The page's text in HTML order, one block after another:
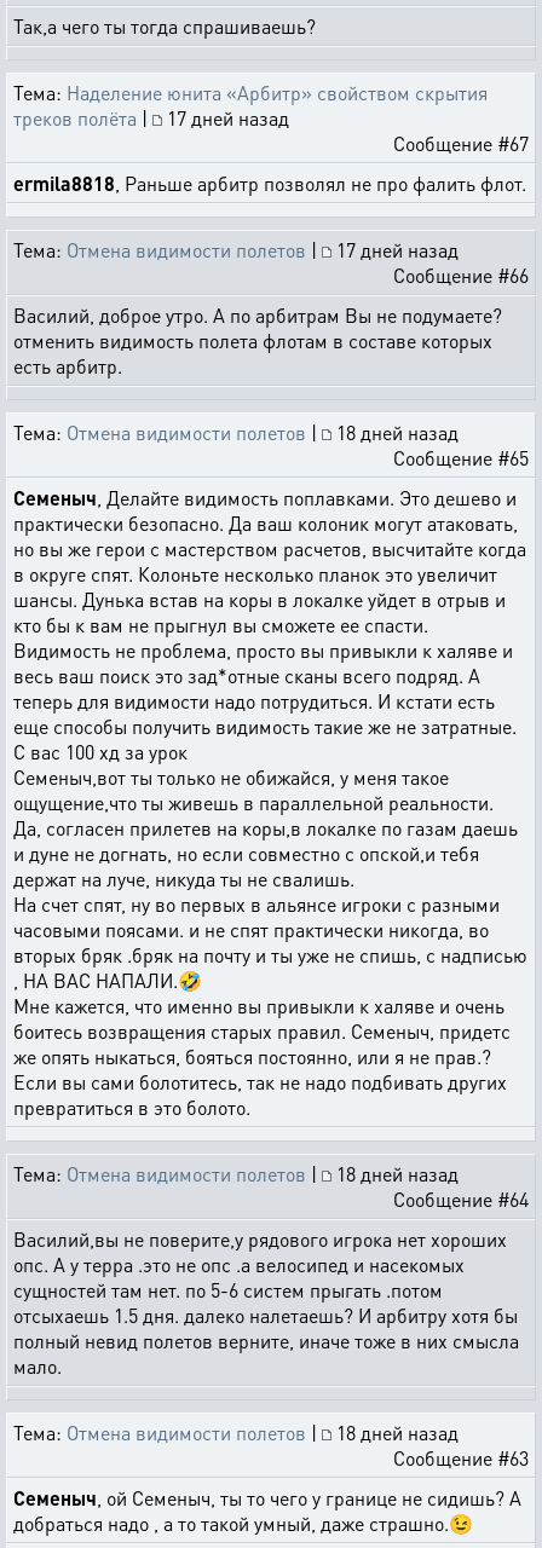
Так,а чего ты тогда спрашиваешь?
Тема: Наделение юнита «Арбитр» свойством скрытия
треков полёта |
17 дней назад
Сообщение #67
ermila8818 , Раньше арбитр позволял не про фалить флот.
Тема: Отмена видимости полетов |
17 дней назад
Сообщение #66
Василий, доброе утро. А по арбитрам Вы не подумаете?
отменить видимость полета флотам в составе которых
есть арбитр.
Тема: Отмена видимости полетов |
18 дней назад
Сообщение #65
Семеныч , Делайте видимость поплавками. Это дешево и
практически безопасно. Да ваш колоник могут атаковать,
но вы же герои с мастерством расчетов, высчитайте когда
в округе спят. Колоньте несколько планок это увеличит
шансы. Дунька встав на коры в локалке уйдет в отрыв и
кто бы к вам не прыгнул вы сможете ее спасти.
Видимость не проблема, просто вы привыкли к халяве и
весь ваш поиск это зад*отные сканы всего подряд. А
теперь для видимости надо потрудиться. И кстати есть
еще способы получить видимость такие же не затратные.
С вас 100 хд за урок
Семеныч,вот ты только не обижайся, у меня такое
ощущение,что ты живешь в параллельной реальности.
Да, согласен прилетев на коры,в локалке по газам даешь
и дуне не догнать, но если совместно с опской,и тебя
держат на луче, никуда ты не свалишь.
На счет спят, ну во первых в альянсе игроки с разными
часовыми поясами. и не спят практически никогда, во
вторых бряк .бряк на почту и ты уже не спишь, с надписью
, НА ВАС НАПАЛИ.🤣
Мне кажется, что именно вы привыкли к халяве и очень
боитесь возвращения старых правил. Семеныч, придетс
же опять ныкаться, бояться постоянно, или я не прав.?
Если вы сами болотитесь, так не надо подбивать других
превратиться в это болото.
Тема: Отмена видимости полетов |
18 дней назад
Сообщение #64
Василий,вы не поверите,у рядового игрока нет хороших
опс. А у терра .это не опс .а велосипед и насекомых
сущностей там нет. по 5-6 систем прыгать .потом
отсыхаешь 1.5 дня. далеко налетаешь? И арбитру хотя бы
полный невид полетов верните, иначе тоже в них смысла
мало.
Тема: Отмена видимости полетов |
18 дней назад
Сообщение #63
Семеныч , ой Семеныч, ты то чего у границе не сидишь? А
добраться надо , а то такой умный, даже страшно.😉